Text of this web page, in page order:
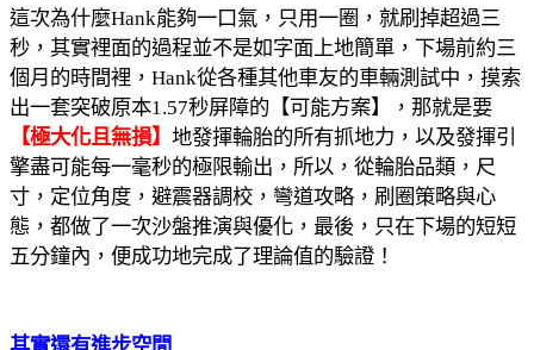
這次為什麼Hank能夠一口氣，只用一圈，就刷掉超過三
秒，其實裡面的過程並不是如字面上地簡單，下場前約三
個月的時間裡，Hank從各種其他車友的車輛測試中，摸索
出一套突破原本1.57秒屏障的【可能方案】，那就是要
【極大化且無損】 地發揮輪胎的所有抓地力，以及發揮引
擎盡可能每一毫秒的極限輸出，所以，從輪胎品類，尺
寸，定位角度，避震器調校，彎道攻略，刷圈策略與心
態，都做了一次沙盤推演與優化，最後，只在下場的短短
五分鐘內，便成功地完成了理論值的驗證！